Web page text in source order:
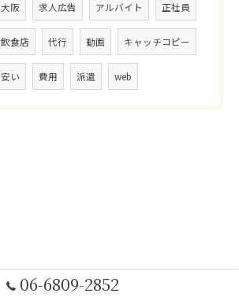
大阪 求人広告 アルバイト 正社員
飲食店 代行 動画 キャッチコピー
安い 費用 派遣 web
06-6809-2852